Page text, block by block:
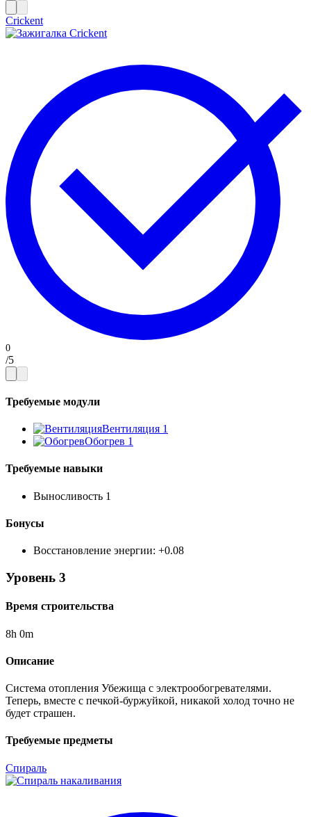
Crickent
/5
Требуемые модули
Вентиляция 1
Обогрев 1
Требуемые навыки
Выносливость 1
Бонусы
Восстановление энергии: +0.08
Уровень 3
Время строительства
8h 0m
Описание
Cистема отопления Убежища с электрообогревателями.
Теперь, вместе с печкой-буржуйкой, никакой холод точно не
будет страшен.
Требуемые предметы
Спираль